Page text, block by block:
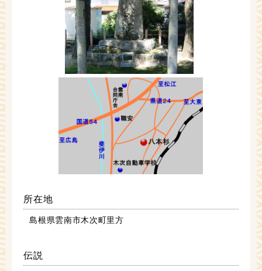
所在地
島根県雲南市木次町里方
伝説